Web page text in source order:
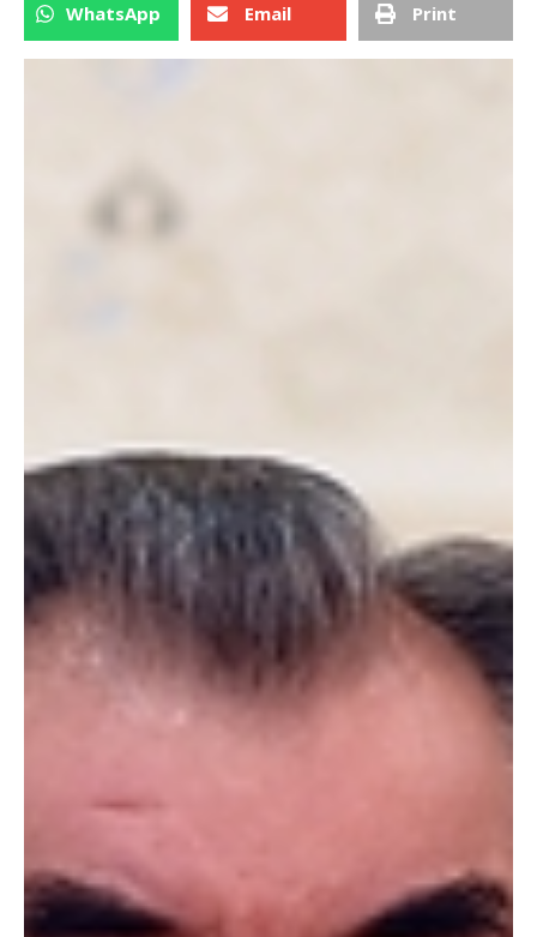
WhatsApp Email Print